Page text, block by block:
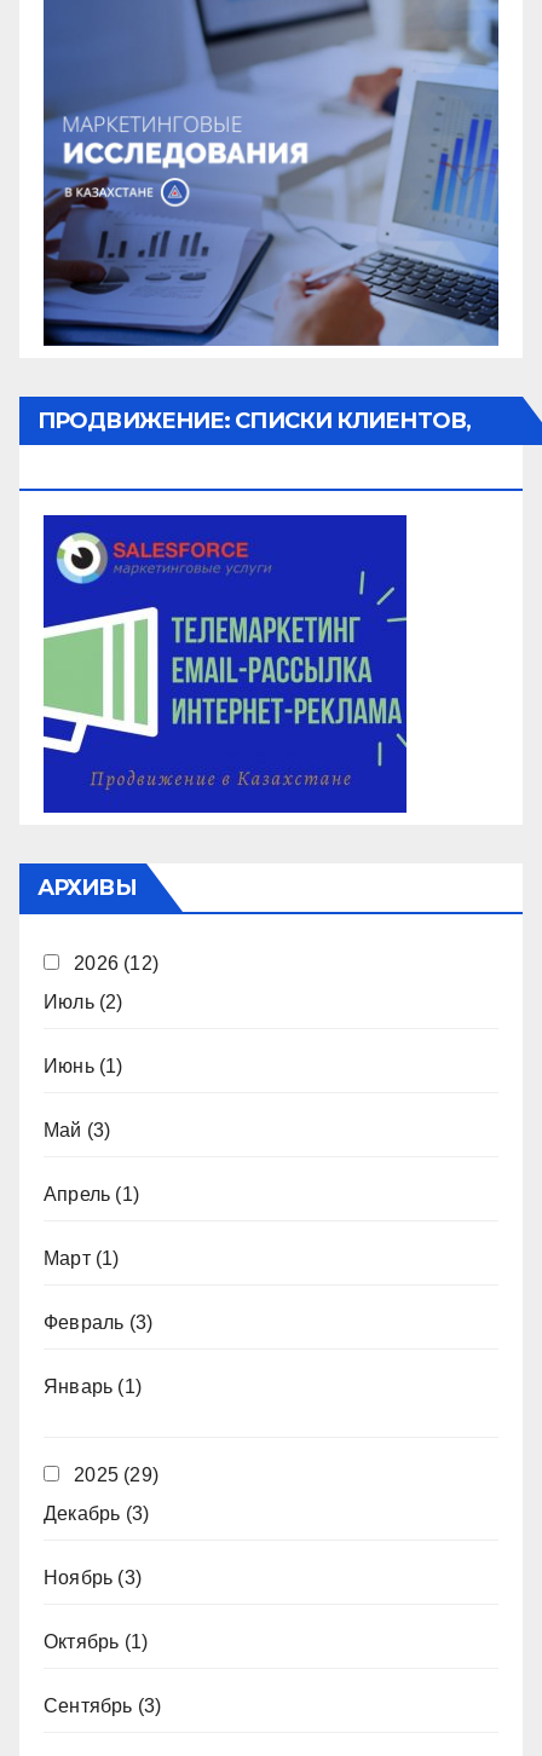
ПРОДВИЖЕНИЕ: СПИСКИ КЛИЕНТОВ,
АРХИВЫ
2026 (12)
Июль(2)
Июнь(1)
Май (3)
Апрель (1)
Март(1)
Февраль (3)
Январь (1)
2025 (29)
Декабрь (3)
Ноябрь (3)
Октябрь (1)
Сентябрь (3)